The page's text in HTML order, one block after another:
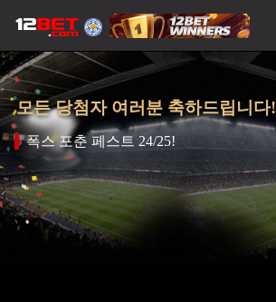
모든 당첨자 여러분 축하드립니다!
폭스 포춘 페스트 24/25!